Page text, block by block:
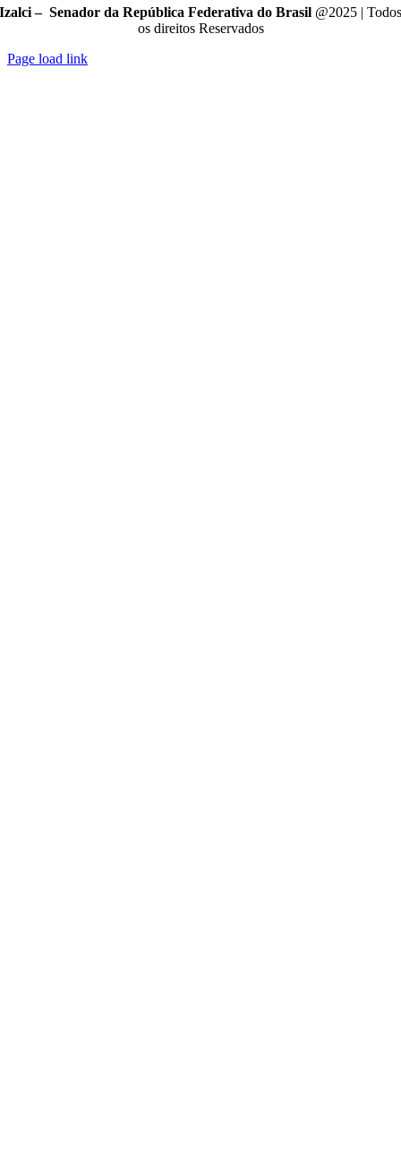
Izalci – Senador da República Federativa do Brasil @2025 | Todos
os direitos Reservados
Page load link